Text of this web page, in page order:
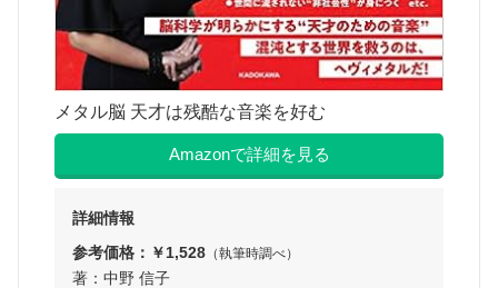
メタル脳 天才は残酷な音楽を好む
Amazonで詳細を見る
詳細情報
参考価格：￥1,528 （執筆時調べ）
著：中野 信子